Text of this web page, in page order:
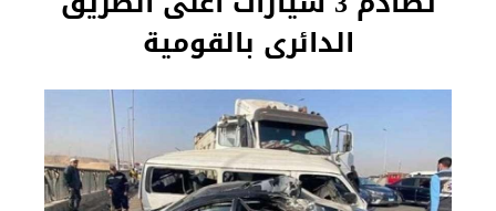
الدائرى بالقومية